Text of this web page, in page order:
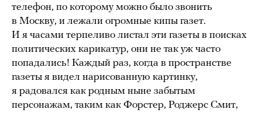
телефон, по которому можно было звонить
в Москву, и лежали огромные кипы газет.
И я часами терпеливо листал эти газеты в поисках
политических карикатур, они не так уж часто
попадались! Каждый раз, когда в пространстве
газеты я видел нарисованную картинку,
я радовался как родным ныне забытым
персонажам, таким как Форстер, Роджерс Смит,